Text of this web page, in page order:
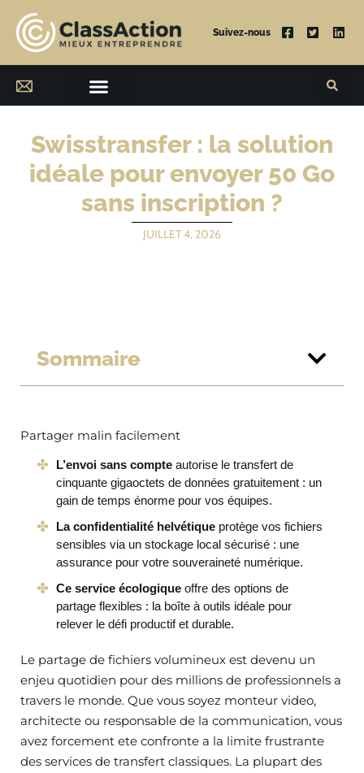
Suivez-nous
Swisstransfer : la solution
idéale pour envoyer 50 Go
sans inscription ?
JUILLET 4, 2026
Sommaire
Partager malin facilement
L’envoi sans compte autorise le transfert de
cinquante gigaoctets de données gratuitement : un
gain de temps énorme pour vos équipes.
La confidentialité helvétique protège vos fichiers
sensibles via un stockage local sécurisé : une
assurance pour votre souveraineté numérique.
Ce service écologique offre des options de
partage flexibles : la boîte à outils idéale pour
relever le défi productif et durable.
Le partage de fichiers volumineux est devenu un
enjeu quotidien pour des millions de professionnels a
travers le monde. Que vous soyez monteur video,
architecte ou responsable de la communication, vous
avez forcement ete confronte a la limite frustrante
des services de transfert classiques. La plupart des